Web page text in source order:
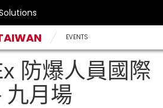
EVENTS
防爆人員國際
月場